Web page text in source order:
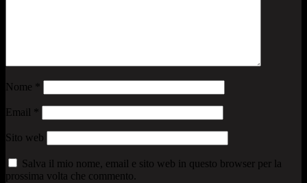
Nome
Email
Sito web
Salva il mio nome, email e sito web in questo browser per la
prossima volta che commento.